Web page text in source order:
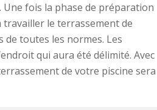
fois la phase de préparation
le terrassement de
de toutes les normes. Les
qui aura été délimité. Avec
de votre piscine sera